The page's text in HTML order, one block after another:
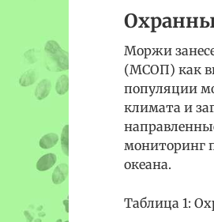
Моржи
(МСОП) как
популяции
климата и
мониторинг
океана.
Таблица 1: